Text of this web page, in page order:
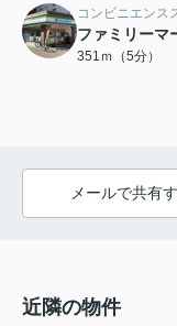
コンビニエンス
ファミリーマ
351ｍ（5分）
メールで共有
近隣の物件